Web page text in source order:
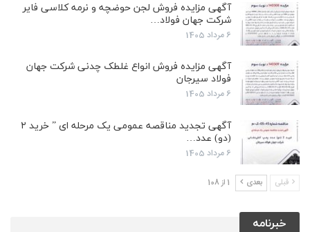
آگهی مزایده فروش لجن حوضچه و نرمه کلاسی فایر
شرکت جهان فولاد…
6 مرداد 1405
آگهی مزایده فروش انواع غلطک چدنی شرکت جهان
فولاد سیرجان
6 مرداد 1405
آگهی تجدید مناقصه عمومی یک مرحله ای ” خرید ۲
(دو) عدد…
6 مرداد 1405
قبلی بعدی 1 از 108
خبرنامه